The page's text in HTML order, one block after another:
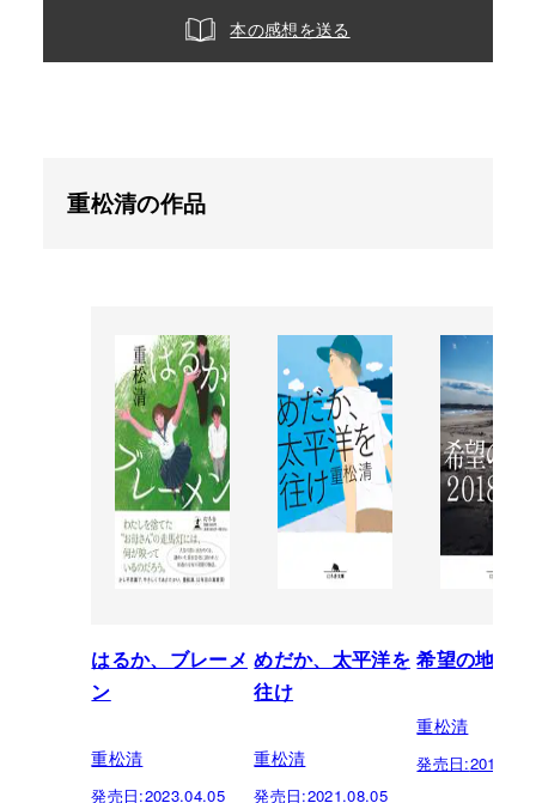
本の感想を送る
重松清の作品
はるか、ブレーメ
ン
重松清
発売日:2023.04.05
めだか、太平洋を
往け
重松清
発売日:2021.08.05
希望の地図
重松清
発売日: